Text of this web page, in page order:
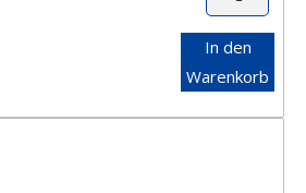
In den
Warenkorb